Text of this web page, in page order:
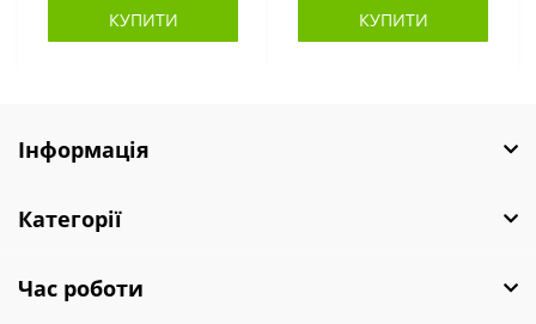
КУПИТИ КУПИТИ
Інформація
Категорії
Час роботи